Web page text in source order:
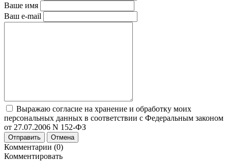
Ваше имя
Ваш e-mail
Выражаю согласие на хранение и обработку моих
персональных данных в соответствии с Федеральным законом
от 27.07.2006 N 152-ФЗ
Отправить Отмена
Комментарии (0)
Комментировать